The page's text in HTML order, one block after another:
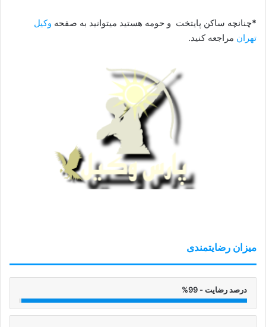
*چنانچه ساکن پایتخت و حومه هستید میتوانید به صفحه وکیل
تهران مراجعه کنید.
میزان رضایتمندی
درصد رضایت - 99%